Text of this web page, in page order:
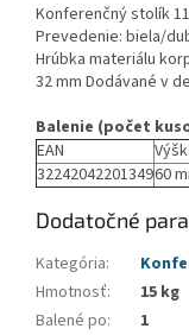
Konferenčný stolík
Prevedenie: biela/
Hrúbka materiálu
32 mm Dodávané v
Balenie (počet
EAN
3224204220134960
Dodatočné
Kategória:
Hmotnosť:
15 kg
Balené po:
1